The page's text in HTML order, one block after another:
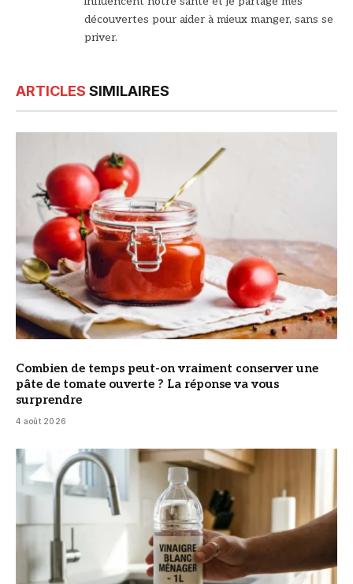
découvertes pour aider à mieux manger, sans se
priver.
ARTICLES SIMILAIRES
Combien de temps peut-on vraiment conserver une
pâte de tomate ouverte ? La réponse va vous
surprendre
4 août 2026
© DR